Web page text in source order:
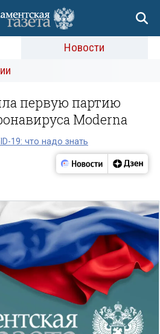
Новости
первую партию
Moderna
19: что надо знать